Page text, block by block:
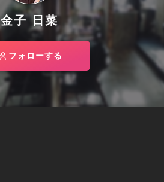
金子 日菜
フォローする